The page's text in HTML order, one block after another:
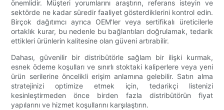
önemlidir. Müşteri yorumlarını araştırın, referans isteyin ve
sektörde ne kadar süredir faaliyet gösterdiklerini kontrol edin.
Birçok dağıtımcı ayrıca OEM'ler veya sertifikalı üreticilerle
ortaklık kurar, bu nedenle bu bağlantıları doğrulamak, tedarik
ettikleri ürünlerin kalitesine olan güveni artırabilir.
Dahası, güvenilir bir distribütörle sağlam bir ilişki kurmak,
esnek ödeme koşulları ve sınırlı stoktaki kaliperlere veya yeni
ürün serilerine öncelikli erişim anlamına gelebilir. Satın alma
stratejinizi optimize etmek için, tedarikçi listenizi
kesinleştirmeden önce birden fazla distribütörün fiyat
yapılarını ve hizmet koşullarını karşılaştırın.